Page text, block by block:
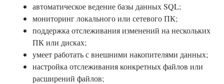
автоматическое ведение базы данных SQL;
мониторинг локального или сетевого ПК;
поддержка отслеживания изменений на нескольких
ПК или дисках;
умеет работать с внешними накопителями данных;
настройка отслеживания конкретных файлов или
расширений файлов;